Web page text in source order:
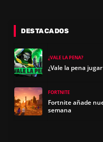
DESTACADOS
¿VALE LA PENA?
¿Vale la pena
FORTNITE
Fortnite añade
semana